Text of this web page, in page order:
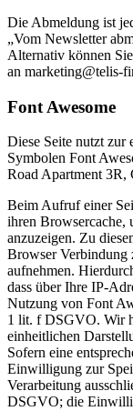
Die Abmeldung ist
„Vom Newsletter
Alternativ können
an marketing@telis-
Font Awesome
Diese Seite nutzt zur
Symbolen Font
Road Apartment 3R,
Beim Aufruf einer
ihren Browsercache,
anzuzeigen. Zu
Browser Verbindung
aufnehmen.
dass über Ihre IP-
Nutzung von Font
1 lit. f DSGVO. Wir
einheitlichen
Sofern eine
Einwilligung zur
Verarbeitung
DSGVO; die